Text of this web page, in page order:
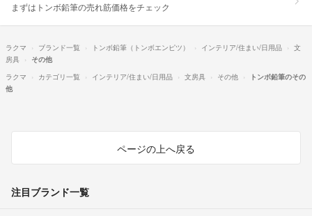
まずはトンボ鉛筆の売れ筋価格をチェック
ラクマ ブランド一覧 トンボ鉛筆（トンボエンピツ） インテリア/住まい/日用品
文
房具
その他
ラクマ
カテゴリ一覧 インテリア/住まい/日用品 文房具 その他
トンボ鉛筆のその
他
ページの上へ戻る
注目ブランド一覧